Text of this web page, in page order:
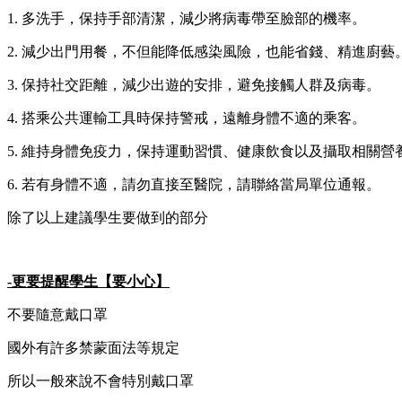
1. 多洗手，保持手部清潔，減少將病毒帶至臉部的機率。
2. 減少出門用餐，不但能降低感染風險，也能省錢、精進廚藝。
3. 保持社交距離，減少出遊的安排，避免接觸人群及病毒。
4. 搭乘公共運輸工具時保持警戒，遠離身體不適的乘客。
5. 維持身體免疫力，保持運動習慣、健康飲食以及攝取相關營
6. 若有身體不適，請勿直接至醫院，請聯絡當局單位通報。
除了以上建議學生要做到的部分
-更要提醒學生【要小心】
不要隨意戴口罩
國外有許多禁蒙面法等規定
所以一般來說不會特別戴口罩